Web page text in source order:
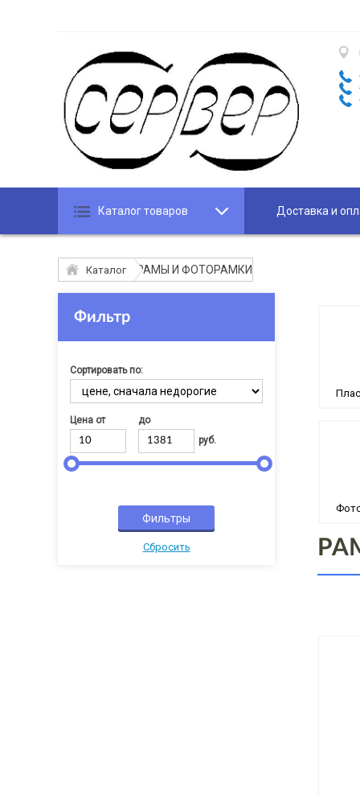
Каталог товаров Доставка и
Каталог РАМЫ И ФОТОРАМКИ
Фильтр
Сортировать по:
Цена от
до
руб.
Cбросить